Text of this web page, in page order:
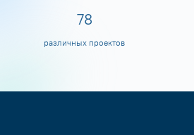
80
различных проектов